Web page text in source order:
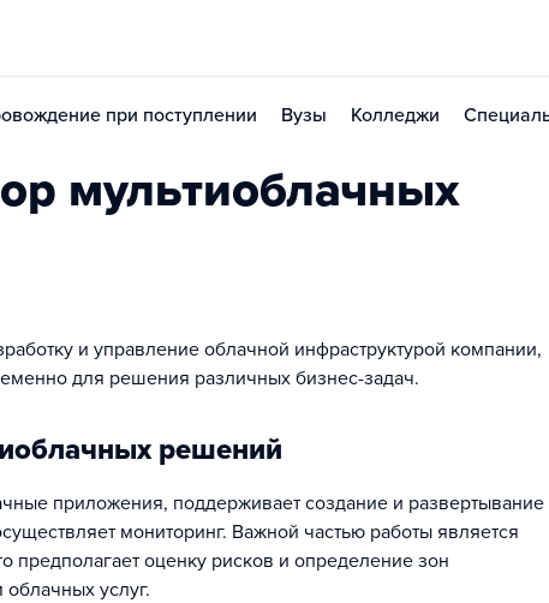
при поступлении Вузы Колледжи
мультиоблачных
и управление облачной инфраструктурой компании,
для решения различных бизнес-задач.
решений
приложения, поддерживает создание и развертывание
мониторинг. Важной частью работы является
предполагает оценку рисков и определение зон
услуг.